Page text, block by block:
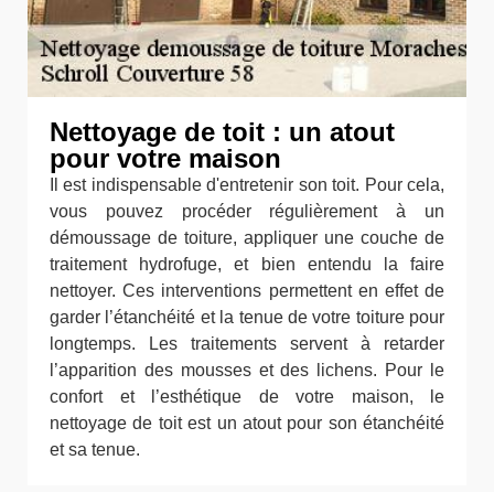
Nettoyage de toit : un atout
pour votre maison
Il est indispensable d'entretenir son toit. Pour cela,
vous pouvez procéder régulièrement à un
démoussage de toiture, appliquer une couche de
traitement hydrofuge, et bien entendu la faire
nettoyer. Ces interventions permettent en effet de
garder l’étanchéité et la tenue de votre toiture pour
longtemps. Les traitements servent à retarder
l’apparition des mousses et des lichens. Pour le
confort et l’esthétique de votre maison, le
nettoyage de toit est un atout pour son étanchéité
et sa tenue.